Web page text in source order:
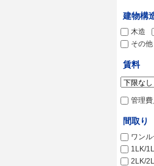
建物構
木造
その他
賃料
管理
間取り
ワン
1LK/
2LK/